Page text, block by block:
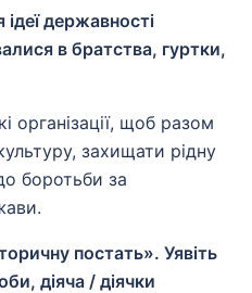
державності
в братства, гуртки,
організації, щоб разом
захищати рідну
боротьби за
постать». Уявіть
діяча / діячки